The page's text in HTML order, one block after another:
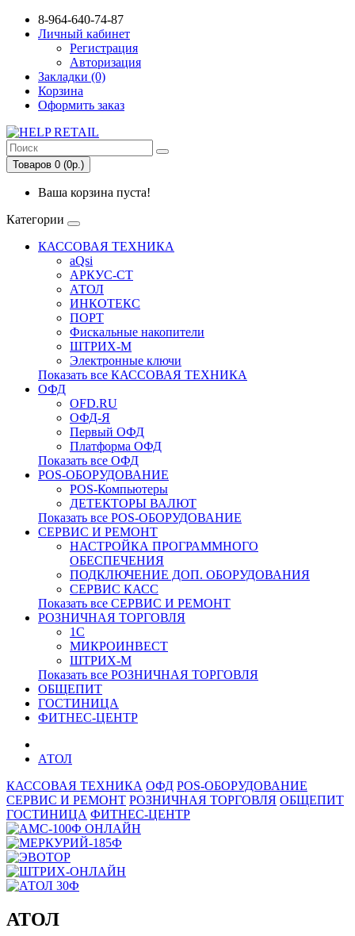
8-964-640-74-87
Личный кабинет
Регистрация
Авторизация
Закладки (0)
Корзина
Оформить заказ
Товаров 0 (0р.)
Ваша корзина пуста!
Категории
КАССОВАЯ ТЕХНИКА
aQsi
АРКУС-СТ
АТОЛ
ИНКОТЕКС
ПОРТ
Фискальные накопители
ШТРИХ-М
Электронные ключи
Показать все КАССОВАЯ ТЕХНИКА
ОФД
OFD.RU
ОФД-Я
Первый ОФД
Платформа ОФД
Показать все ОФД
POS-ОБОРУДОВАНИЕ
POS-Компьютеры
ДЕТЕКТОРЫ ВАЛЮТ
Показать все POS-ОБОРУДОВАНИЕ
СЕРВИС И РЕМОНТ
НАСТРОЙКА ПРОГРАММНОГО
ОБЕСПЕЧЕНИЯ
ПОДКЛЮЧЕНИЕ ДОП. ОБОРУДОВАНИЯ
СЕРВИС КАСС
Показать все СЕРВИС И РЕМОНТ
РОЗНИЧНАЯ ТОРГОВЛЯ
1С
МИКРОИНВЕСТ
ШТРИХ-М
Показать все РОЗНИЧНАЯ ТОРГОВЛЯ
ОБЩЕПИТ
ГОСТИНИЦА
ФИТНЕС-ЦЕНТР
АТОЛ
КАССОВАЯ ТЕХНИКА ОФД POS-ОБОРУДОВАНИЕ
СЕРВИС И РЕМОНТ РОЗНИЧНАЯ ТОРГОВЛЯ ОБЩЕПИТ
ГОСТИНИЦА ФИТНЕС-ЦЕНТР
АТОЛ